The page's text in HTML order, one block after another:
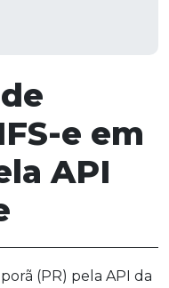
e em
API
(PR) pela API da